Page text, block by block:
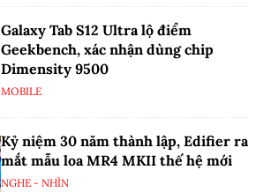
Galaxy Tab S12 Ultra lộ điểm
Geekbench, xác nhận dùng chip
Dimensity 9500
MOBILE
Kỷ niệm 30 năm thành lập, Edifier ra
mắt mẫu loa MR4 MKII thế hệ mới
NGHE - NHÌN